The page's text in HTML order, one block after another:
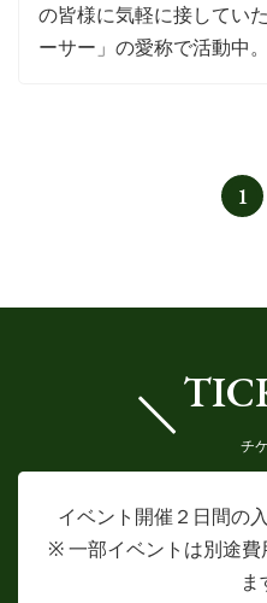
の皆様に気軽に接してい
ーサー」の愛称で活動中
1
チ
イベント開催２日間の
※ 一部イベントは別途
ま